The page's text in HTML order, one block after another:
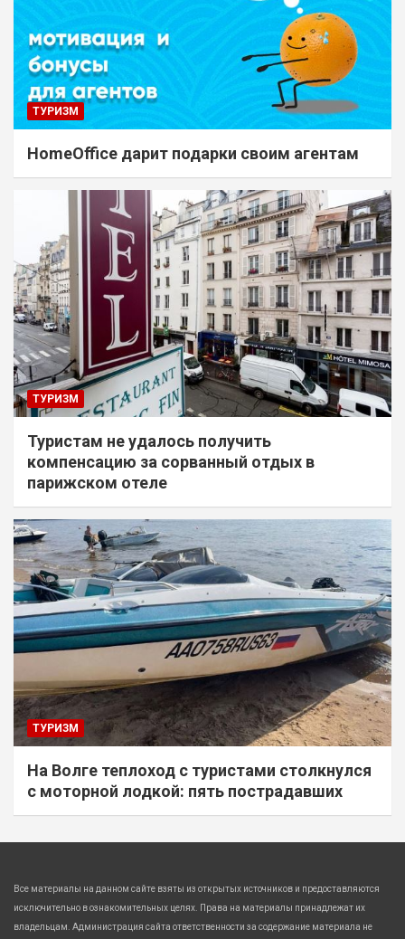
ТУРИЗМ
HomeOffice дарит подарки своим агентам
ТУРИЗМ
Туристам не удалось получить
компенсацию за сорванный отдых в
парижском отеле
ТУРИЗМ
На Волге теплоход с туристами столкнулся
с моторной лодкой: пять пострадавших
Все материалы на данном сайте взяты из открытых источников и предоставляются
исключительно в ознакомительных целях. Права на материалы принадлежат их
владельцам. Администрация сайта ответственности за содержание материала не